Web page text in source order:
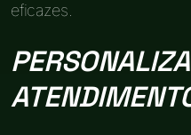
eficazes.